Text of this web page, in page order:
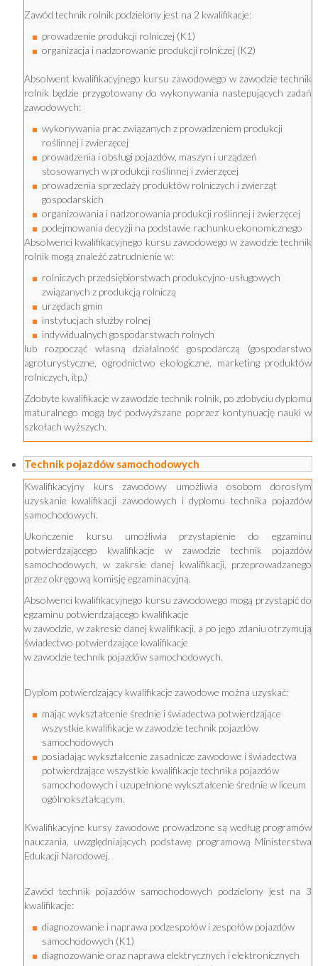
Zawód technik rolnik podzielony jest na 2 kwalifikacje:
prowadzenie produkcji rolniczej (K1)
organizacja i nadzorowanie produkcji rolniczej (K2)
Absolwent kwalifikacyjnego kursu zawodowego w zawodzie technik
rolnik będzie przygotowany do wykonywania nastepujących zadań
zawodowych:
wykonywania prac związanych z prowadzeniem produkcji
roślinnej i zwierzęcej
prowadzenia i obsługi pojazdów, maszyn i urządzeń
stosowanych w produkcji roślinnej i zwierzęcej
prowadzenia sprzedaży produktów rolniczych i zwierząt
gospodarskich
organizowania i nadzorowania produkcji roślinnej i zwierzęcej
podejmowania decyzji na podstawie rachunku ekonomicznego
Absolwenci kwalifikacyjnego kursu zawodowego w zawodzie technik
rolnik mogą znaleźć zatrudnienie w:
rolniczych przedsiębiorstwach produkcyjno-usługowych
związanych z produkcją rolniczą
urzędach gmin
instytucjach służby rolnej
indywidualnych gospodarstwach rolnych
lub rozpocząć własną działalność gospodarczą (gospodarstwo
agroturystyczne, ogrodnictwo ekologiczne, marketing produktów
rolniczych, itp.)
Zdobyte kwalifikacje w zawodzie technik rolnik, po zdobyciu dyplomu
maturalnego mogą być podwyższane poprzez kontynuację nauki w
szkołach wyższych.
Technik pojazdów samochodowych
Kwalifikacyjny kurs zawodowy umożliwia osobom dorosłym
uzyskanie kwalifikacji zawodowych i dyplomu technika pojazdów
samochodowych.
Ukończenie kursu umożliwia przystapienie do egzaminu
potwierdzającego kwalifikacje w zawodzie technik pojazdów
samochodowych, w zakrsie danej kwalifikacji, przeprowadzanego
przez okręgową komisję egzaminacyjną.
Absolwenci kwalifikacyjnego kursu zawodowego mogą przystąpić do
egzaminu potwierdzającego kwalifikacje
w zawodzie, w zakresie danej kwalifikacji, a po jego zdaniu otrzymują
świadectwo potwierdzające kwalifikacje
w zawodzie technik pojazdów samochodowych.
Dyplom potwierdzający kwalifikacje zawodowe można uzyskać:
mając wykształcenie średnie i świadectwa potwierdzające
wszystkie kwalifikacje w zawodzie technik pojazdów
samochodowych
posiadając wykształcenie zasadnicze zawodowe i świadectwa
potwierdzające wszystkie kwalifikacje technika pojazdów
samochodowych i uzupełnione wykształcenie średnie w liceum
ogólnokształcącym.
Kwalifikacyjne kursy zawodowe prowadzone są według programów
nauczania, uwzględniających podstawę programową Ministerstwa
Edukacji Narodowej.
Zawód technik pojazdów samochodowych podzielony jest na 3
kwalifikacje:
diagnozowanie i naprawa podzespołów i zespołów pojazdów
samochodowych (K1)
diagnozowanie oraz naprawa elektrycznych i elektronicznych